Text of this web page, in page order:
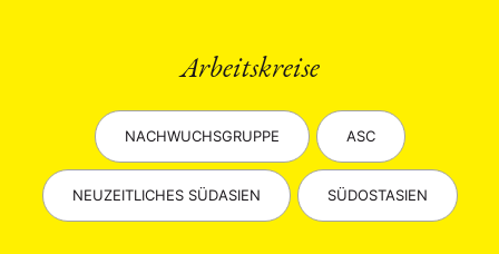
Arbeitskreise
NACHWUCHSGRUPPE ASC
NEUZEITLICHES SÜDASIEN SÜDOSTASIEN